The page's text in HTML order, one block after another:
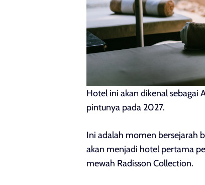
Hotel ini akan dikenal sebagai
pintunya pada 2027.
Ini adalah momen bersejarah
akan menjadi hotel pertama
mewah Radisson Collection.